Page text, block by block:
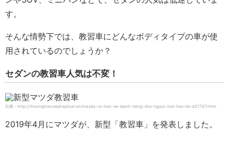
す。
そんな情勢下では、教習車にどんなボディタイプの車が使
用されているのでしょうか？
セダンの教習車人気は不変！
出典：http://thuonghieuvaphapluat.vn/mazda-ra-mat-xe-danh-rieng-cho-nguoi-moi-hoc-lai-d21767.html
2019年4月にマツダが、新型「教習車」を発表しました。